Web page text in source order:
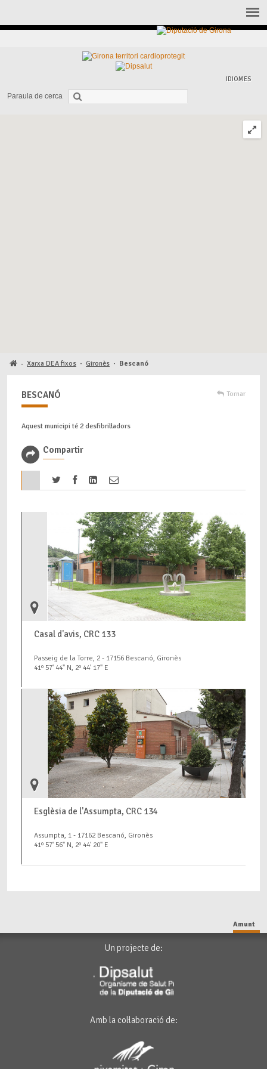
IDIOMES
Paraula de cerca
· Xarxa DEA fixos · Gironès · Bescanó
Tornar
BESCANÓ
Aquest municipi té 2 desfibril·ladors
Compartir
Casal d'avis, CRC 133
Passeig de la Torre, 2 - 17156 Bescanó, Gironès
41º 57' 44" N, 2º 44' 17" E
Esglèsia de l'Assumpta, CRC 134
Assumpta, 1 - 17162 Bescanó, Gironès
41º 57' 56" N, 2º 44' 20" E
Amunt
Un projecte de:
Amb la col·laboració de: